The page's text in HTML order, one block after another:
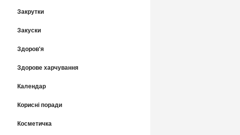
Закрутки
Закуски
Здоров'я
Здорове харчування
Календар
Корисні поради
Косметичка